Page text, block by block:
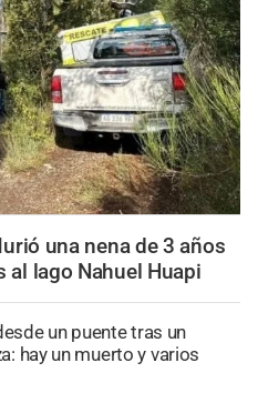
una nena de 3 años
al lago Nahuel Huapi
un puente tras un
hay un muerto y varios